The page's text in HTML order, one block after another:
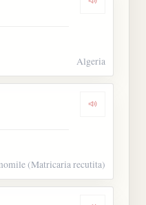
Dengarkan
Algeria
Dengarkan
(Matricaria recutita)